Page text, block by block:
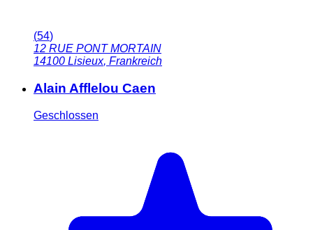
(54)
12 RUE PONT MORTAIN
14100 Lisieux, Frankreich
Alain Afflelou Caen
Geschlossen